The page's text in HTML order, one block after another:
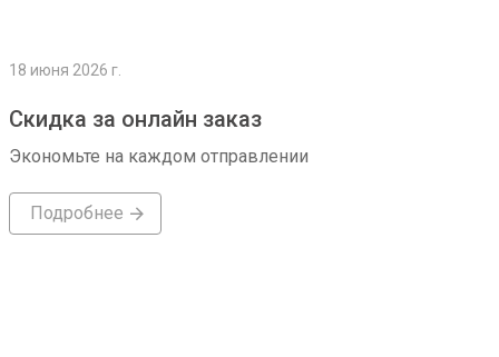
18 июня 2026 г.
Скидка за онлайн заказ
Экономьте на каждом отправлении
Подробнее